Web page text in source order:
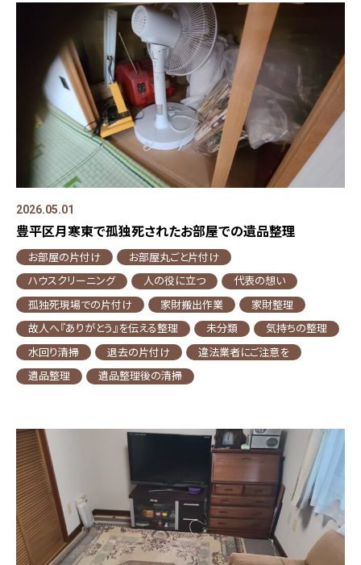
2026.05.01
豊平区月寒東で孤独死されたお部屋での遺品整理
お部屋の片付け
お部屋丸ごと片付け
ハウスクリーニング
人の役に立つ
代表の想い
孤独死現場での片付け
家財搬出作業
家財整理
故人へ『ありがとう』を伝える整理
未分類
気持ちの整理
水回り清掃
退去の片付け
違法業者にご注意を
遺品整理
遺品整理後の清掃